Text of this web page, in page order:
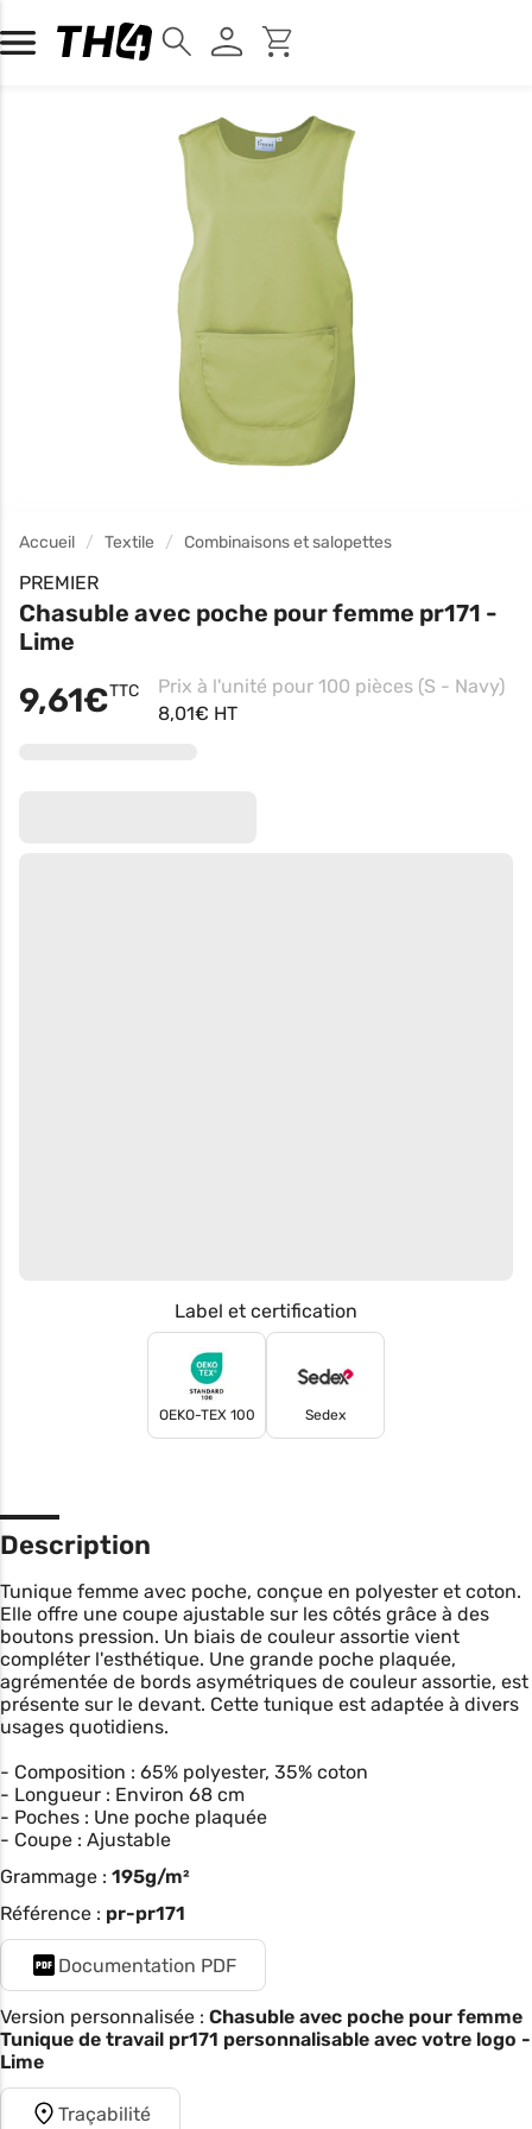
Accueil Textile Combinaisons et salopettes
PREMIER
Chasuble avec poche pour femme pr171 -
Lime
9,61€TTC
Prix à l'unité pour 100 pièces (S - Navy)
8,01€ HT
Label et certification
OEKO-TEX 100 Sedex
Description
Tunique femme avec poche, conçue en polyester et coton.
Elle offre une coupe ajustable sur les côtés grâce à des
boutons pression. Un biais de couleur assortie vient
compléter l'esthétique. Une grande poche plaquée,
agrémentée de bords asymétriques de couleur assortie, est
présente sur le devant. Cette tunique est adaptée à divers
usages quotidiens.
- Composition : 65% polyester, 35% coton
- Longueur : Environ 68 cm
- Poches : Une poche plaquée
- Coupe : Ajustable
Grammage : 195g/m²
Référence : pr-pr171
Documentation PDF
Version personnalisée : Chasuble avec poche pour femme
Tunique de travail pr171 personnalisable avec votre logo -
Lime
Traçabilité